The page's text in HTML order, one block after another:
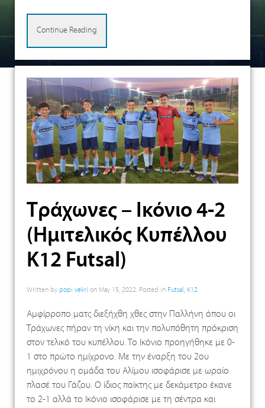
Continue Reading
Τράχωνες – Ικόνιο 4-2
(Ημιτελικός Κυπέλλου
Κ12 Futsal)
Written by popi vekri on May 15, 2022. Posted in Futsal , K12
Αμφίρροπο ματς διεξήχθη χθες στην Παλλήνη όπου οι
Τράχωνες πήραν τη νίκη και την πολυπόθητη πρόκριση
στον τελικό του κυπέλλου. Το Ικόνιο προηγήθηκε με 0-
1 στο πρώτο ημίχρονο. Με την έναρξη του 2ου
ημιχρόνου η ομάδα του Αλίμου ισοφάρισε με ωραίο
πλασέ του Γάζου. Ο ίδιος παίκτης με δεκάμετρο έκανε
το 2-1 αλλά το Ικόνιο ισοφάρισε με τη σέντρα και